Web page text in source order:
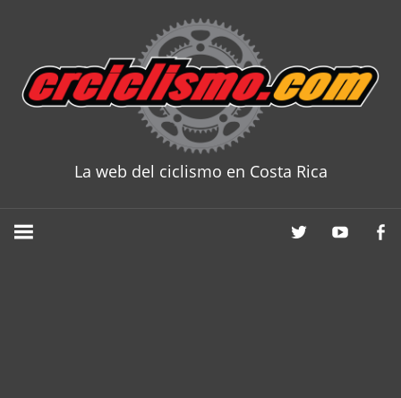
content
La web del ciclismo en Costa Rica